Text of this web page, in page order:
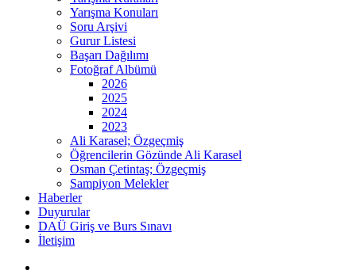
Yarışma Konuları
Soru Arşivi
Gurur Listesi
Başarı Dağılımı
Fotoğraf Albümü
2026
2025
2024
2023
Ali Karasel; Özgeçmiş
Öğrencilerin Gözünde Ali Karasel
Osman Çetintaş; Özgeçmiş
Sampiyon Melekler
Haberler
Duyurular
DAÜ Giriş ve Burs Sınavı
İletişim